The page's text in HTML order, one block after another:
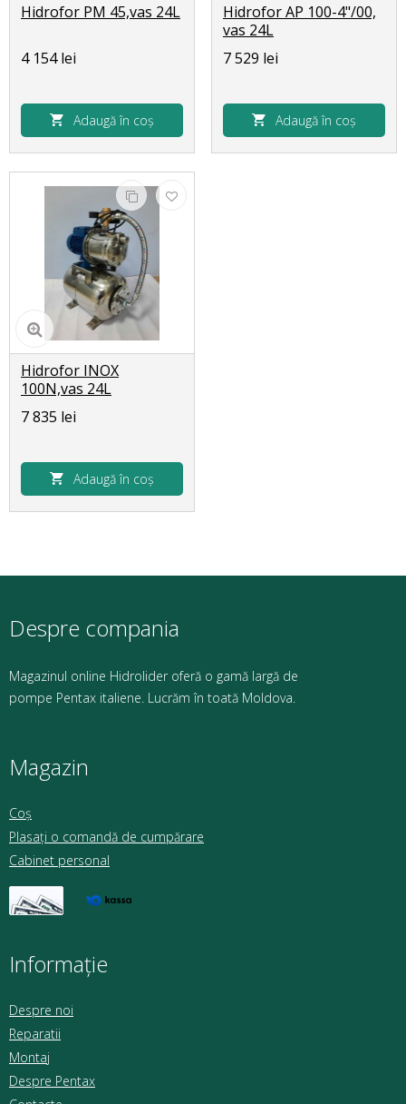
Hidrofor PM 45,vas 24L
4 154 lei
Adaugă în coș
Hidrofor AP 100-4"/00,
vas 24L
7 529 lei
Adaugă în coș
Hidrofor INOX
100N,vas 24L
7 835 lei
Adaugă în coș
Despre compania
Magazinul online Hidrolider oferă o gamă largă de
pompe Pentax italiene. Lucrăm în toată Moldova.
Magazin
Coș
Plasați o comandă de cumpărare
Cabinet personal
Informație
Despre noi
Reparatii
Montaj
Despre Pentax